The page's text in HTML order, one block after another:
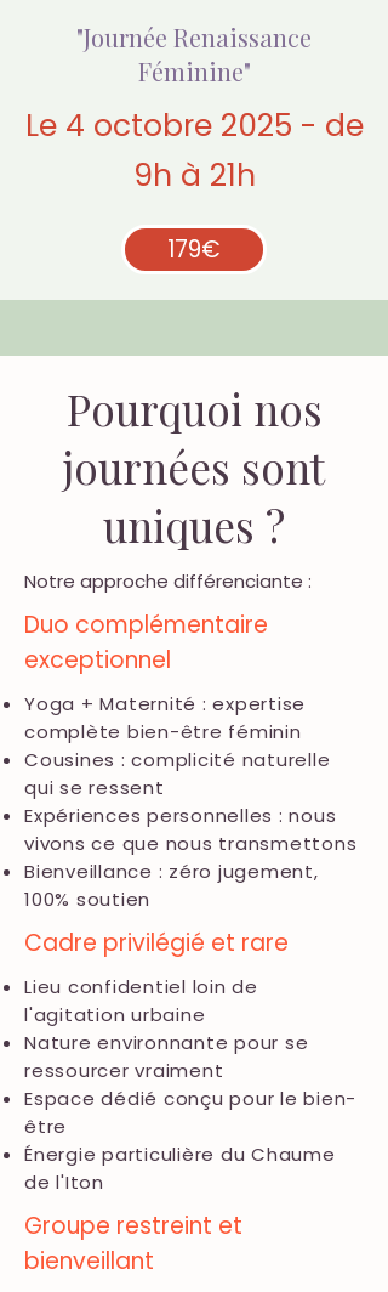
"Journée Renaissance
Féminine"
Le 4 octobre 2025 - de
9h à 21h
179€
Pourquoi nos
journées sont
uniques ?
Notre approche différenciante :
Duo complémentaire
exceptionnel
Yoga + Maternité : expertise
complète bien-être féminin
Cousines : complicité naturelle
qui se ressent
Expériences personnelles : nous
vivons ce que nous transmettons
Bienveillance : zéro jugement,
100% soutien
Cadre privilégié et rare
Lieu confidentiel loin de
l'agitation urbaine
Nature environnante pour se
ressourcer vraiment
Espace dédié conçu pour le bien-
être
Énergie particulière du Chaume
de l'Iton
Groupe restreint et
bienveillant